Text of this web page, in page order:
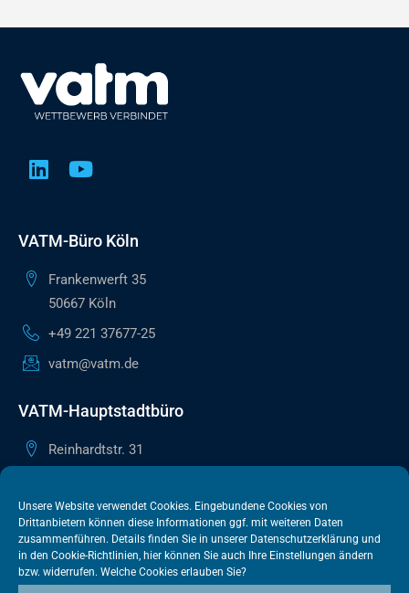
Unsere Website verwendet Cookies. Eingebundene Cookies von
Drittanbietern können diese Informationen ggf. mit weiteren Daten
zusammenführen. Details finden Sie in unserer Datenschutzerklärung und
in den Cookie-Richtlinien, hier können Sie auch Ihre Einstellungen ändern
bzw. widerrufen. Welche Cookies erlauben Sie?
VATM-Büro Köln
Frankenwerft 35
50667 Köln
+49 221 37677-25
vatm@vatm.de
VATM-Hauptstadtbüro
Reinhardtstr. 31
+49 30 505615-38
berlin@vatm.de
VATM-Büro Brüssel